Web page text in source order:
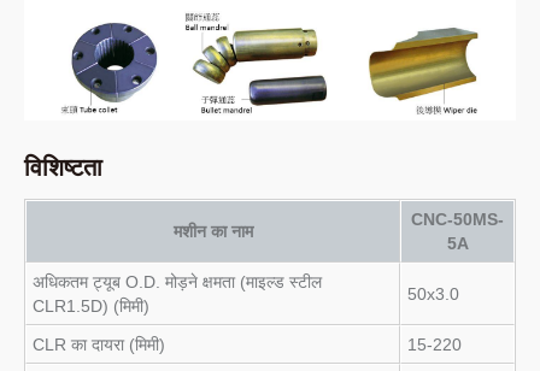
विशिष्टता
मशीन का नाम
CNC-50MS-
5A
अधिकतम ट्यूब O.D. मोड़ने क्षमता (माइल्ड स्टील
CLR1.5D) (मिमी)
50x3.0
CLR का दायरा (मिमी)
15-220